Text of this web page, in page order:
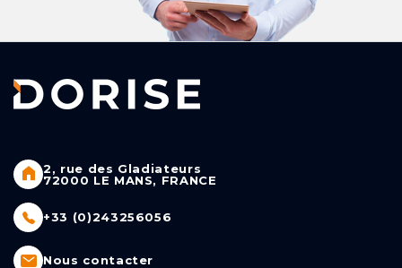
2, rue des Gladiateurs
72000 LE MANS, FRANCE
+33 (0)243256056
Nous contacter